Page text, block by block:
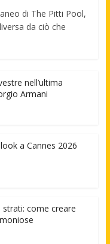
di The Pitti Pool,
da ciò che
nell’ultima
Armani
a Cannes 2026
come creare